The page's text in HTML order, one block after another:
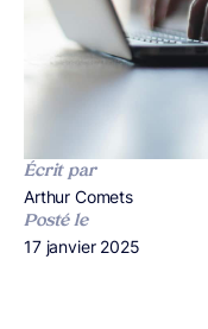
Écrit par
Publié par
Arthur Comets
Posté le
Publié le
17 janvier 2025